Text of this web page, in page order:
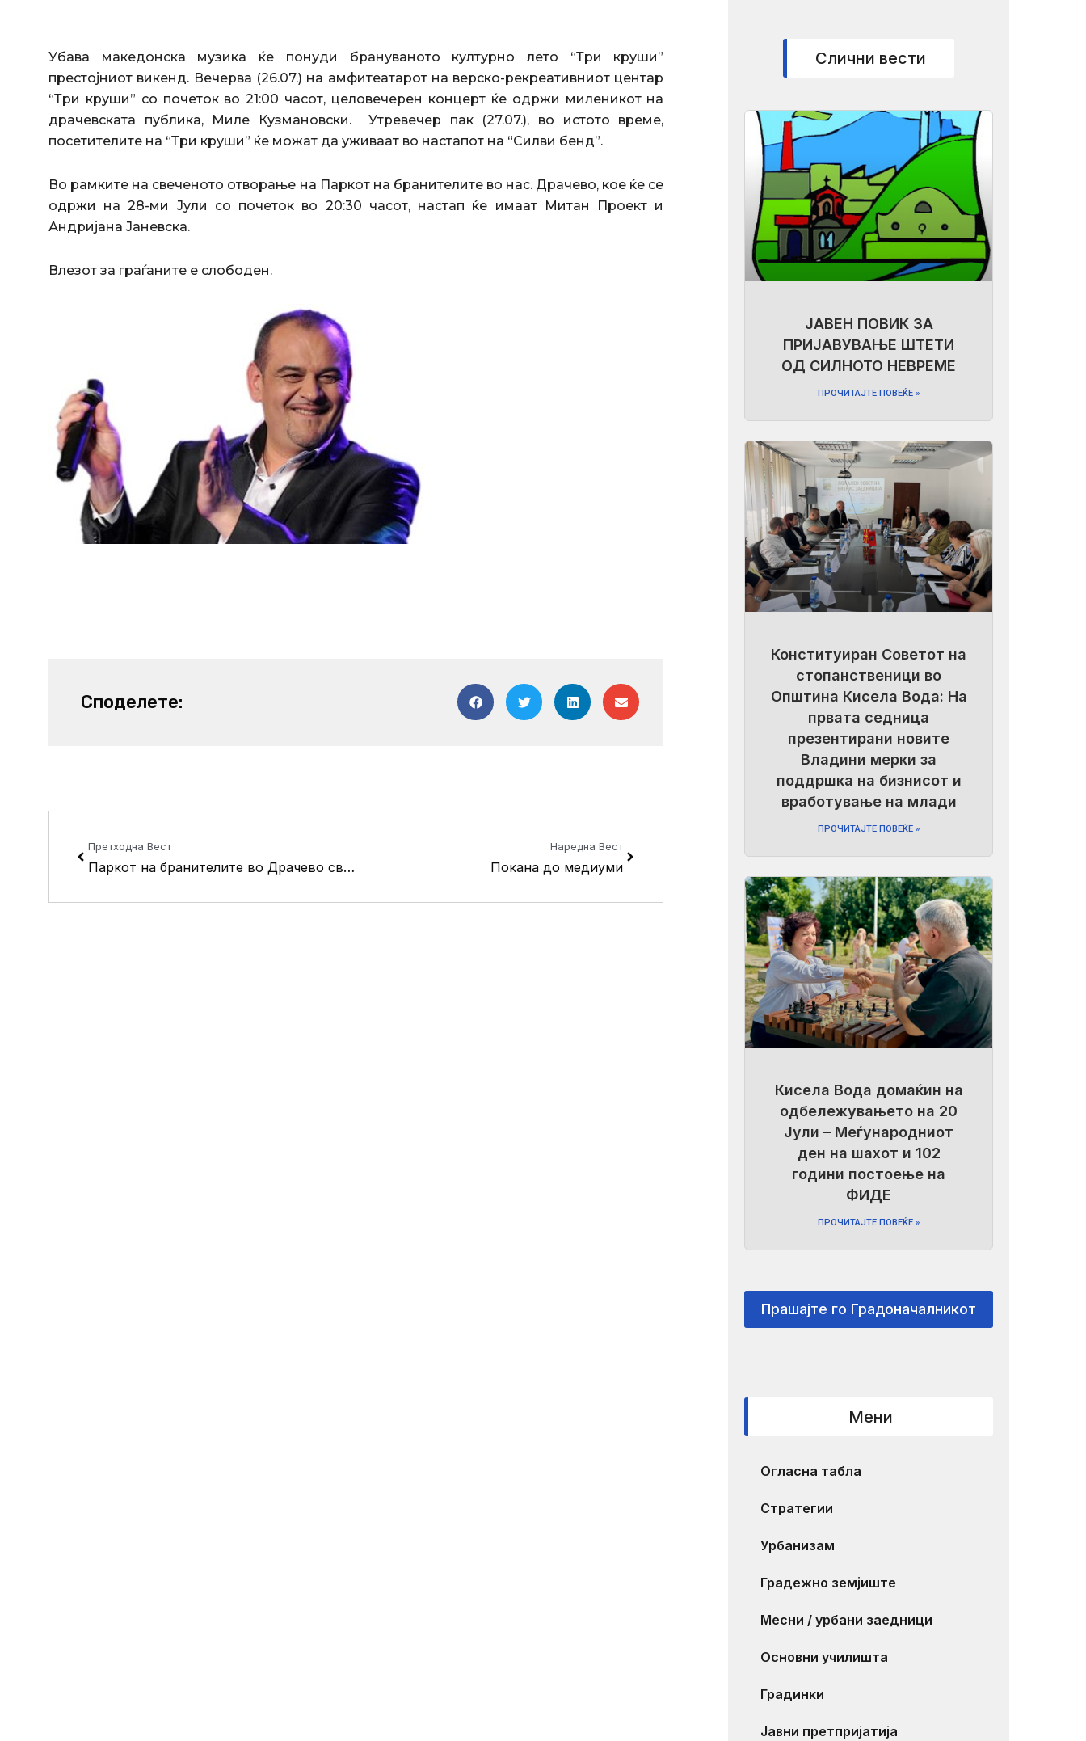
Убава македонска музика ќе понуди брануваното културно лето “Три круши”
престојниот викенд. Вечерва (26.07.) на амфитеатарот на верско-рекреативниот центар
“Три круши” со почеток во 21:00 часот, целовечерен концерт ќе одржи миленикот на
драчевската публика, Миле Кузмановски. Утревечер пак (27.07.), во истото време,
посетителите на “Три круши” ќе можат да уживаат во настапот на “Силви бенд”.
Во рамките на свеченото отворање на Паркот на бранителите во нас. Драчево, кое ќе се
одржи на 28-ми Јули со почеток во 20:30 часот, настап ќе имаат Митан Проект и
Андријана Јаневска.
Влезот за граѓаните е слободен.
Споделете:
Претходна Вест
Паркот на бранителите во Драчево свечено ќе се отвори во недела
Наредна Вест
Покана до медиуми
Слични вести
ЈАВЕН ПОВИК ЗА
ПРИЈАВУВАЊЕ ШТЕТИ
ОД СИЛНОТО НЕВРЕМЕ
ПРОЧИТАЈТЕ ПОВЕЌЕ »
Конституиран Советот на
стопанственици во
Општина Кисела Вода: На
првата седница
презентирани новите
Владини мерки за
поддршка на бизнисот и
вработување на млади
ПРОЧИТАЈТЕ ПОВЕЌЕ »
Кисела Вода домаќин на
одбележувањето на 20
Јули – Меѓународниот
ден на шахот и 102
години постоење на
ФИДЕ
ПРОЧИТАЈТЕ ПОВЕЌЕ »
Прашајте го Градоначалникот
Мени
Огласна табла
Стратегии
Урбанизам
Градежно земјиште
Месни / урбани заедници
Основни училишта
Градинки
Јавни претпријатија